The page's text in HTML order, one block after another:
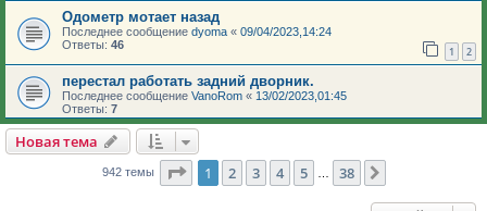
Одометр мотает назад
Последнее сообщение dyoma « 09/04/2023,14:24
Ответы: 46 1 2
перестал работать задний дворник.
Последнее сообщение VanoRom « 13/02/2023,01:45
Ответы: 7
Новая тема
942 темы Страница из 38
1 2 3 4 5 38